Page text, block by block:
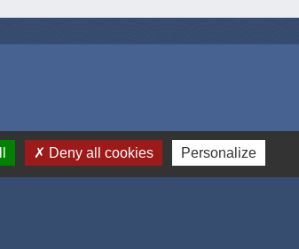
Deny all cookies Personalize